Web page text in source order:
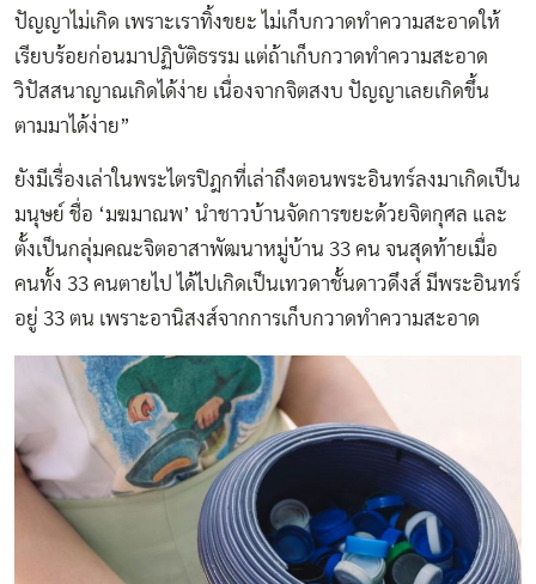
ปัญญาไม่เกิด เพราะเราทิ้งขยะ ไม่เก็บกวาดทำความสะอาดให้
เรียบร้อยก่อนมาปฏิบัติธรรม แต่ถ้าเก็บกวาดทำความสะอาด
วิปัสสนาญาณเกิดได้ง่าย เนื่องจากจิตสงบ ปัญญาเลยเกิดขึ้น
ตามมาได้ง่าย”
ยังมีเรื่องเล่าในพระไตรปิฎกที่เล่าถึงตอนพระอินทร์ลงมาเกิดเป็น
มนุษย์ ชื่อ ‘มฆมาณพ’ นำชาวบ้านจัดการขยะด้วยจิตกุศล และ
ตั้งเป็นกลุ่มคณะจิตอาสาพัฒนาหมู่บ้าน 33 คน จนสุดท้ายเมื่อ
คนทั้ง 33 คนตายไป ได้ไปเกิดเป็นเทวดาชั้นดาวดึงส์ มีพระอินทร์
อยู่ 33 ตน เพราะอานิสงส์จากการเก็บกวาดทำความสะอาด